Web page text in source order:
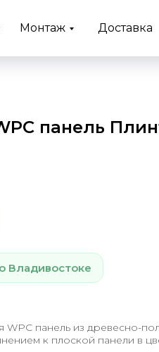
Монтаж Доставка
панель
Владивостоке
WPC панель из древесно-
к плоской панели в